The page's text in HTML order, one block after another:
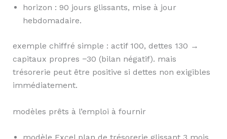
horizon : 90 jours glissants, mise à jour
hebdomadaire.
exemple chiffré simple : actif 100, dettes 130 →
capitaux propres −30 (bilan négatif). mais
trésorerie peut être positive si dettes non exigibles
immédiatement.
modèles prêts à l’emploi à fournir